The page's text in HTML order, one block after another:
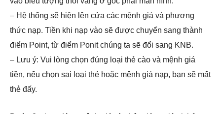
– Hệ thống sẽ hiện lên cửa các mệnh giá và phương
thức nạp. Tiền khi nạp vào sẽ được chuyển sang thành
điểm Point, từ điểm Ponit chúng ta sẽ đổi sang KNB.
– Lưu ý: Vui lòng chọn đúng loại thẻ cào và mệnh giá
tiền, nếu chọn sai loại thẻ hoặc mệnh giá nạp, bạn sẽ mất
thẻ đấy.